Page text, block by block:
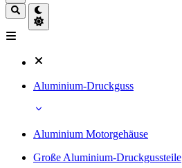
Aluminium-Druckguss
Aluminium Motorgehäuse
Große Aluminium-Druckgussteile